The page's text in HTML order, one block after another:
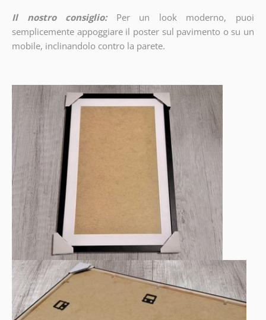
Il nostro consiglio:
Per un look moderno, puoi
semplicemente appoggiare il poster sul pavimento o su un
mobile, inclinandolo contro la parete.